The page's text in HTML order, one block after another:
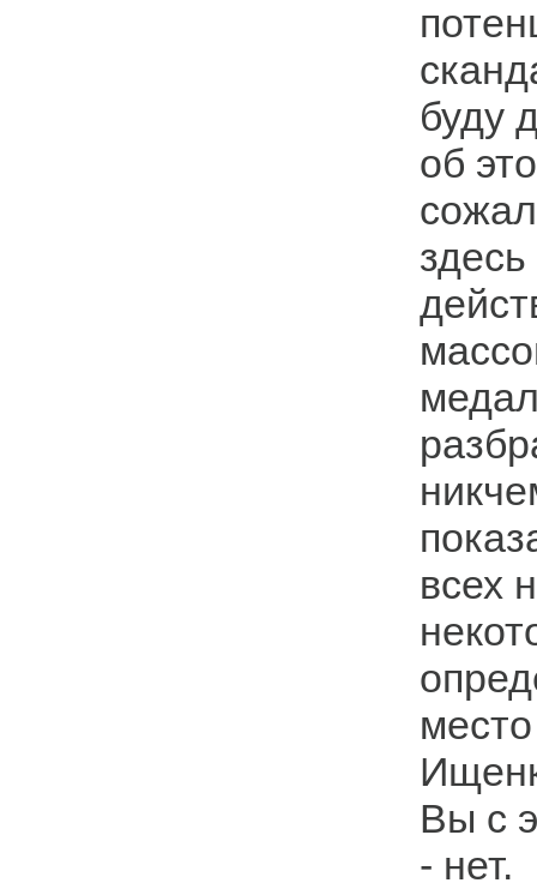
буду
об
всех
Вы с
- нет.